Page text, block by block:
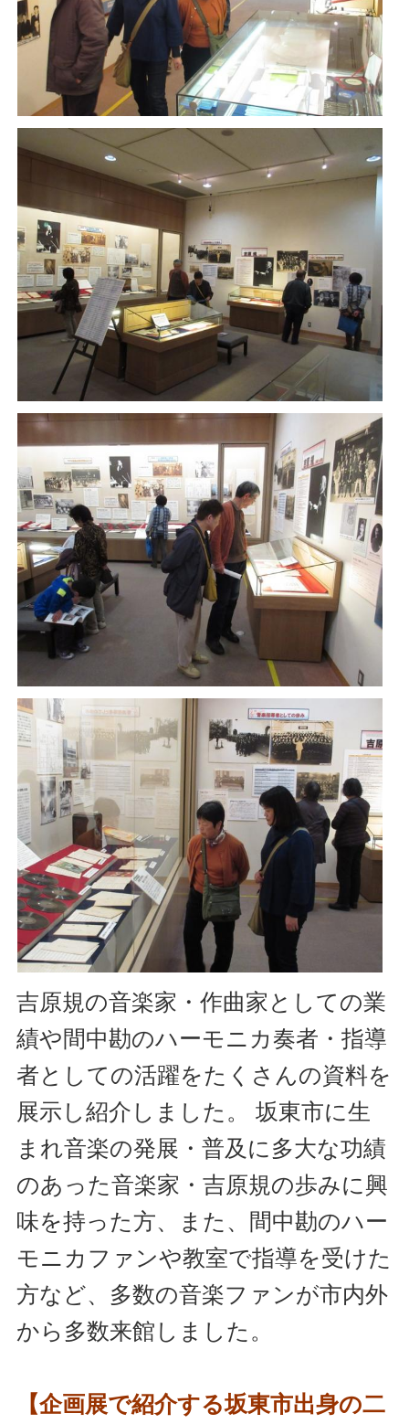
吉原規の音楽家・作曲家としての業
績や間中勘のハーモニカ奏者・指導
者としての活躍をたくさんの資料を
展示し紹介しました。 坂東市に生
まれ音楽の発展・普及に多大な功績
のあった音楽家・吉原規の歩みに興
味を持った方、また、間中勘のハー
モニカファンや教室で指導を受けた
方など、多数の音楽ファンが市内外
から多数来館しました。
【企画展で紹介する坂東市出身の二